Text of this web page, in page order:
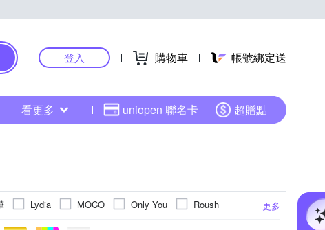
登入 購物車 帳號綁定送
看更多 uniopen 聯名卡 超贈點
更多
Lydia MOCO Only You
Roush